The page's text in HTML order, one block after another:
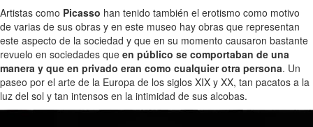
Artistas como Picasso han tenido también el erotismo como motivo
de varias de sus obras y en este museo hay obras que representan
este aspecto de la sociedad y que en su momento causaron bastante
revuelo en sociedades que en público se comportaban de una
manera y que en privado eran como cualquier otra persona. Un
paseo por el arte de la Europa de los siglos XIX y XX, tan pacatos a la
luz del sol y tan intensos en la intimidad de sus alcobas.